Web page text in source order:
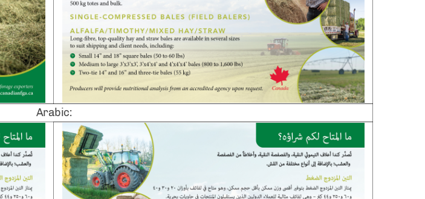
Arabic: